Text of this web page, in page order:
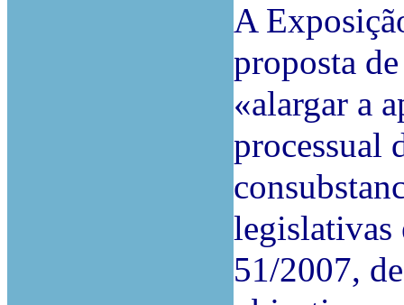
A
proposta
«alargar a
processual
legislativas
51/2007,